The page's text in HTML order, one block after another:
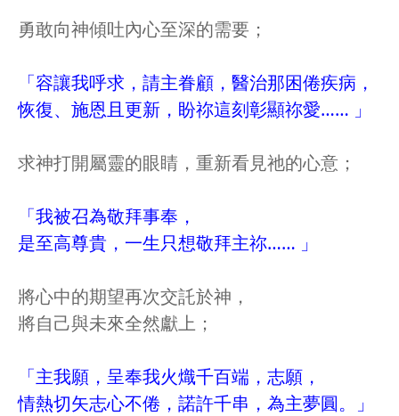
勇敢向神傾吐內心至深的需要；
「容讓我呼求，請主眷顧，醫治那困倦疾病，
恢復、施恩且更新，盼祢這刻彰顯祢愛…… 」
求神打開屬靈的眼睛，重新看見祂的心意；
「我被召為敬拜事奉，
是至高尊貴，一生只想敬拜主祢…… 」
將心中的期望再次交託於神，
將自己與未來全然獻上；
「主我願，呈奉我火熾千百端，志願，
情熱切矢志心不倦，諾許千串，為主夢圓。」